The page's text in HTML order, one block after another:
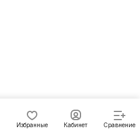
Избранные Кабинет Сравнение